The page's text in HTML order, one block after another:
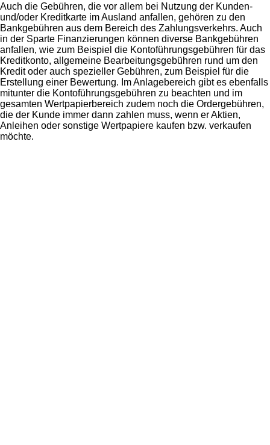
Auch die Gebühren, die vor allem bei Nutzung der Kunden-
und/oder Kreditkarte im Ausland anfallen, gehören zu den
Bankgebühren aus dem Bereich des Zahlungsverkehrs. Auch
in der Sparte Finanzierungen können diverse Bankgebühren
anfallen, wie zum Beispiel die Kontoführungsgebühren für das
Kreditkonto, allgemeine Bearbeitungsgebühren rund um den
Kredit oder auch spezieller Gebühren, zum Beispiel für die
Erstellung einer Bewertung. Im Anlagebereich gibt es ebenfalls
mitunter die Kontoführungsgebühren zu beachten und im
gesamten Wertpapierbereich zudem noch die Ordergebühren,
die der Kunde immer dann zahlen muss, wenn er Aktien,
Anleihen oder sonstige Wertpapiere kaufen bzw. verkaufen
möchte.